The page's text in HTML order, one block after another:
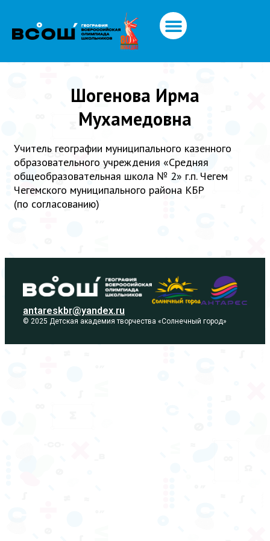
Шогенова Ирма
Мухамедовна
Учитель географии муниципального казенного
образовательного учреждения «Средняя
общеобразовательная школа № 2» г.п. Чегем
Чегемского муниципального района КБР
(по согласованию)
antareskbr@yandex.ru
© 2025 Детская академия творчества «Солнечный город»